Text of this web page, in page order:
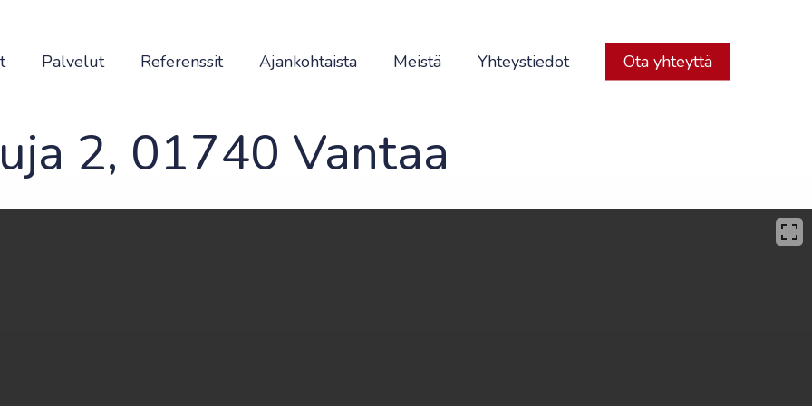
Palvelut Referenssit Ajankohtaista Meistä Yhteystiedot Ota yhteyttä
2, 01740 Vantaa